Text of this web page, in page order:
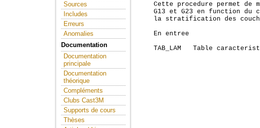
Sources
Includes
Erreurs
Anomalies
Documentation
Documentation
principale
Documentation
théorique
Compléments
Clubs Cast3M
Supports de cours
Thèses
Cette procedure permet de
G13 et G23 en function du
la stratification des
    En entree
TAB_LAM   Table